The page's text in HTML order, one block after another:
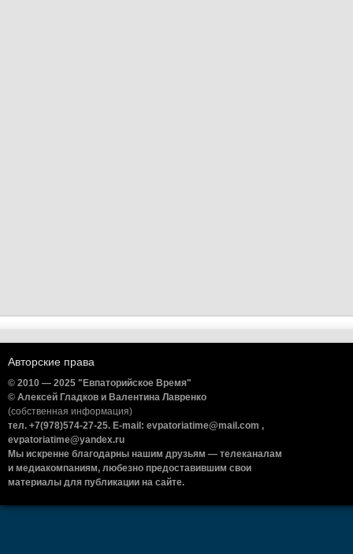
Авторские права
© 2010 — 2025 "Евпаторийское Время"
© Алексей Гладков и Валентина Лавренко
(собственная информация)
тел. +7(978)574-27-25. E-mail: evpatoriatime@mail.com ,
evpatoriatime@yandex.ru
Мы искренне благодарны нашим друзьям — телеканалам
и медиакомпаниям, любезно предоставившим свои
материалы для публикации на сайте.